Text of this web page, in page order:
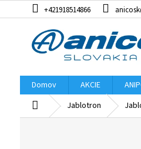
na
+421918514866
Domov AKCIE
Domov Jablotron